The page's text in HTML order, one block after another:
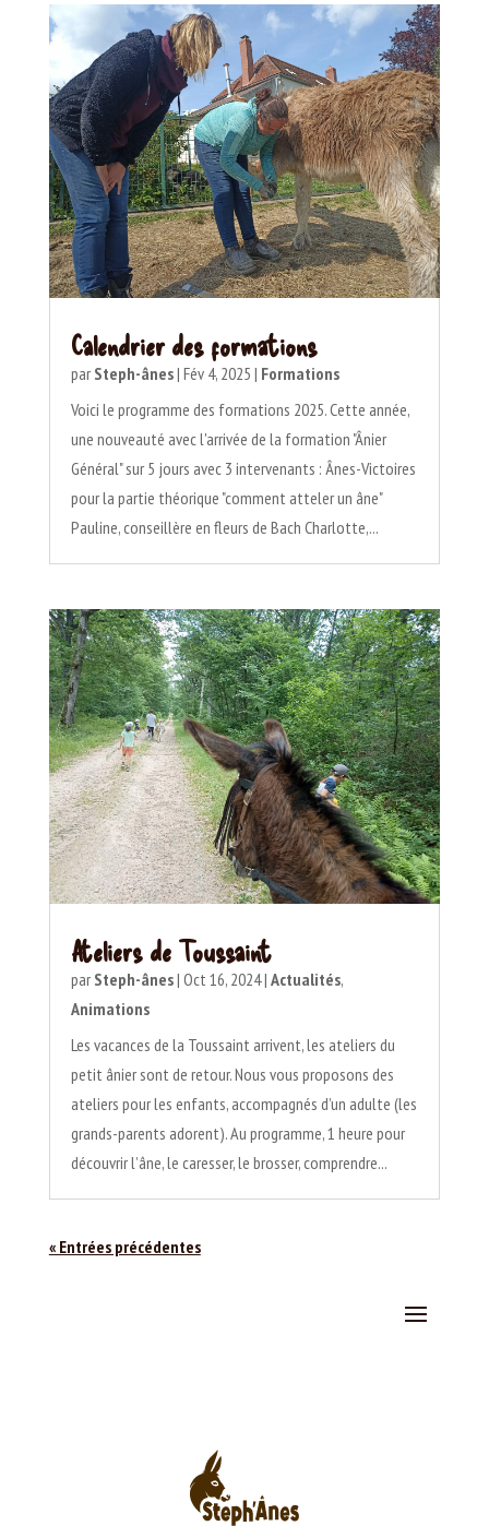
Calendrier des formations
par Steph-ânes| Fév 4, 2025 | Formations
Voici le programme des formations 2025. Cette année,
une nouveauté avec l'arrivée de la formation "Ânier
Général" sur 5 jours avec 3 intervenants : Ânes-Victoires
pour la partie théorique "comment atteler un âne"
Pauline, conseillère en fleurs de Bach Charlotte,...
Ateliers de Toussaint
par Steph-ânes| Oct 16, 2024| Actualités,
Animations
Les vacances de la Toussaint arrivent, les ateliers du
petit ânier sont de retour. Nous vous proposons des
ateliers pour les enfants, accompagnés d’un adulte (les
grands-parents adorent). Au programme, 1 heure pour
découvrir l’âne, le caresser, le brosser, comprendre...
« Entrées précédentes